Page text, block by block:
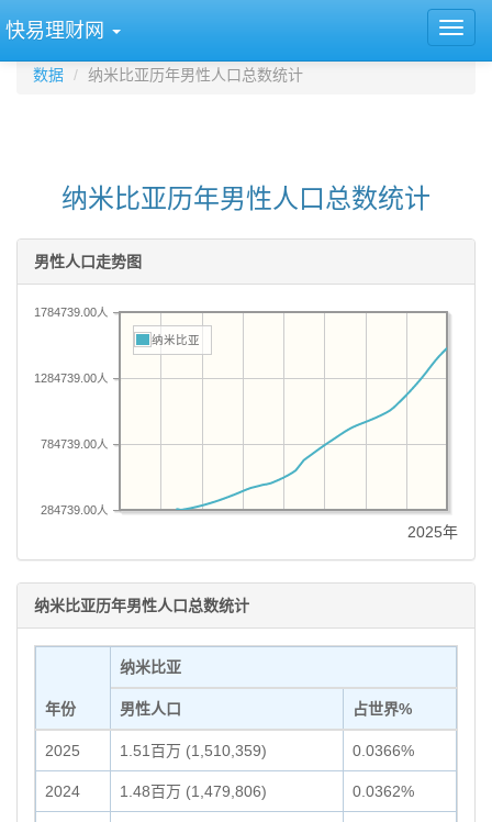
快易理财网
数据 纳米比亚历年男性人口总数统计
纳米比亚历年男性人口总数统计
男性人口走势图
284739.00人
784739.00人
1284739.00人
1784739.00人
纳米比亚
2025年
纳米比亚历年男性人口总数统计
年份
纳米比亚
男性人口 占世界%
2025 1.51百万 (1,510,359) 0.0366%
2024 1.48百万 (1,479,806) 0.0362%